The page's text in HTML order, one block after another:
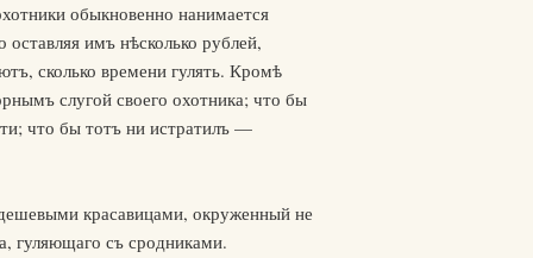
обыкновенно нанимается
имъ нѣсколько рублей,
сколько времени гулять. Кромѣ
слугой своего охотника; что бы
что бы тотъ ни истратилъ —
красавицами, окруженный не
гуляющаго съ сродниками.